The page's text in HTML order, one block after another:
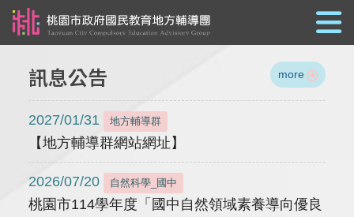
訊息公告 more
2027/01/31 地方輔導群
【地方輔導群網站網址】
2026/07/20 自然科學_國中
桃園市114學年度「國中自然領域素養導向優良